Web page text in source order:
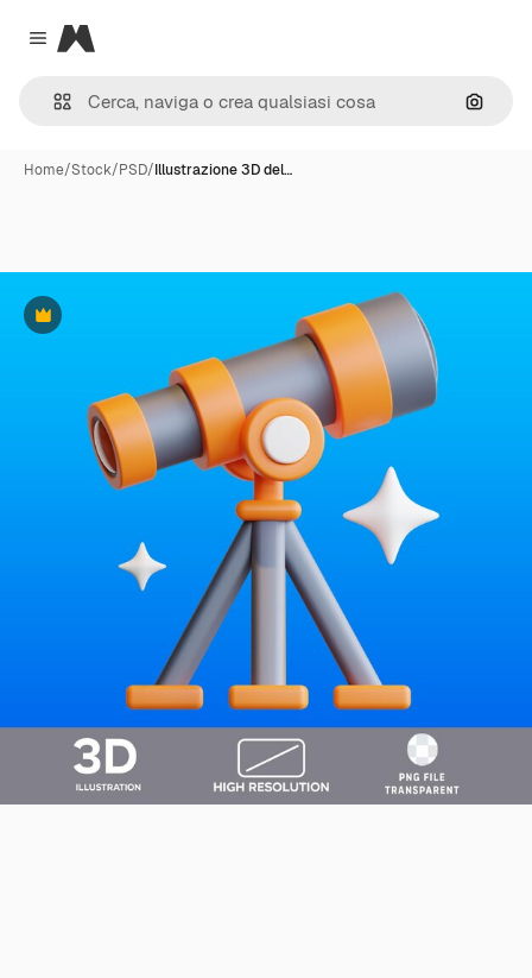
Close menu
Magnific
Cerca
Home/Stock/PSD/Illustrazione 3D del…
Premium